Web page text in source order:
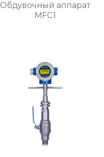
Обдувочный аппарат
MFC1